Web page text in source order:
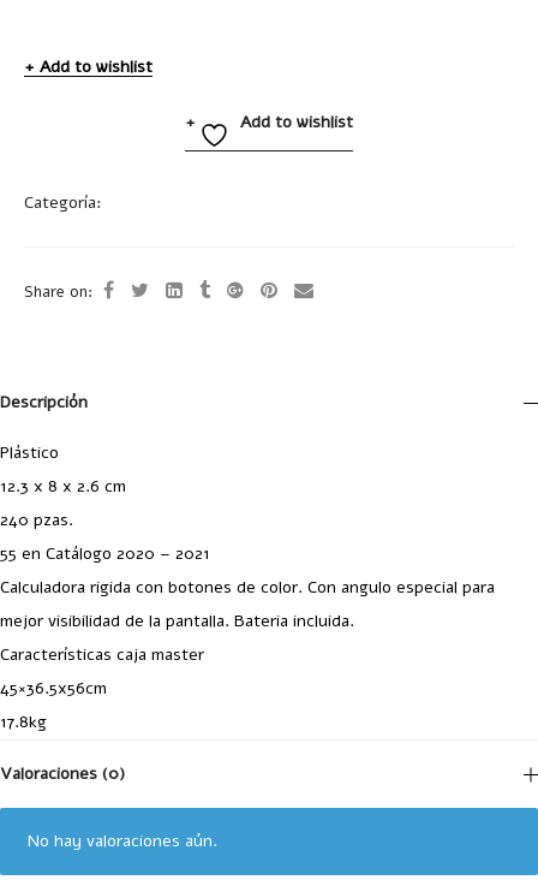
Add to wishlist
Add to wishlist
Categoría:
Share on:
Descripción
Plástico
12.3 x 8 x 2.6 cm
240 pzas.
55 en Catálogo 2020 – 2021
Calculadora rigida con botones de color. Con angulo especial para
mejor visibilidad de la pantalla. Bateria incluida.
Características caja master
45×36.5x56cm
17.8kg
Valoraciones (0)
No hay valoraciones aún.